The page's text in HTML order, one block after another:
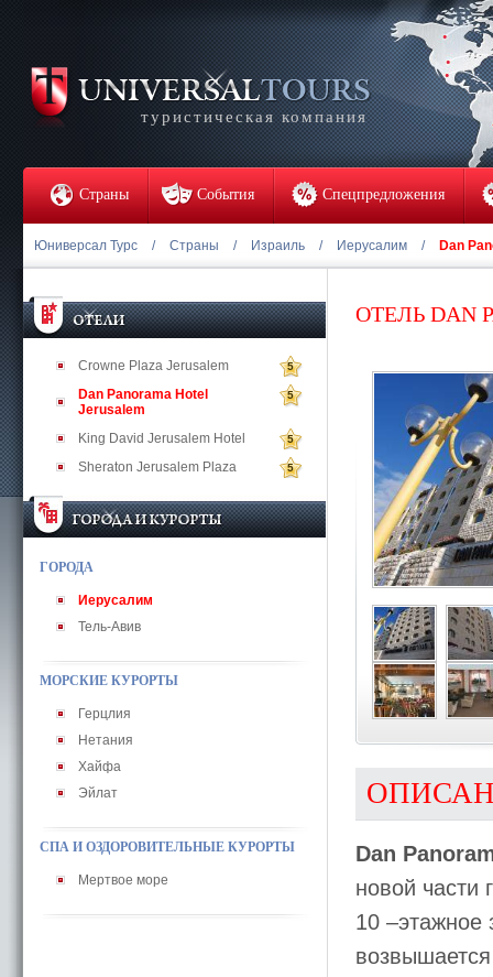
туристическая компания
Страны События Спецпредложения
Юниверсал Турс / Страны / Израиль / Иерусалим / Dan
Crowne Plaza Jerusalem 5
Dan Panorama Hotel
Jerusalem
5
King David Jerusalem Hotel 5
Sheraton Jerusalem Plaza 5
ГОРОДА
Иерусалим
Тель-Авив
МОРСКИЕ КУРОРТЫ
Герцлия
Нетания
Хайфа
Эйлат
СПА И ОЗДОРОВИТЕЛЬНЫЕ КУРОРТЫ
Мертвое море
ОТЕЛЬ DAN
Dan
новой части
10 –этажное